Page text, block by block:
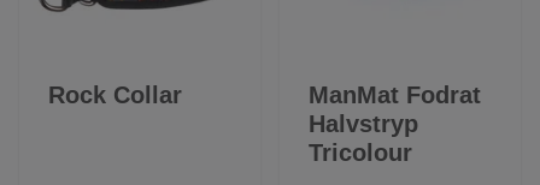
Rock Collar
ManMat Fodrat
Halvstryp
Tricolour